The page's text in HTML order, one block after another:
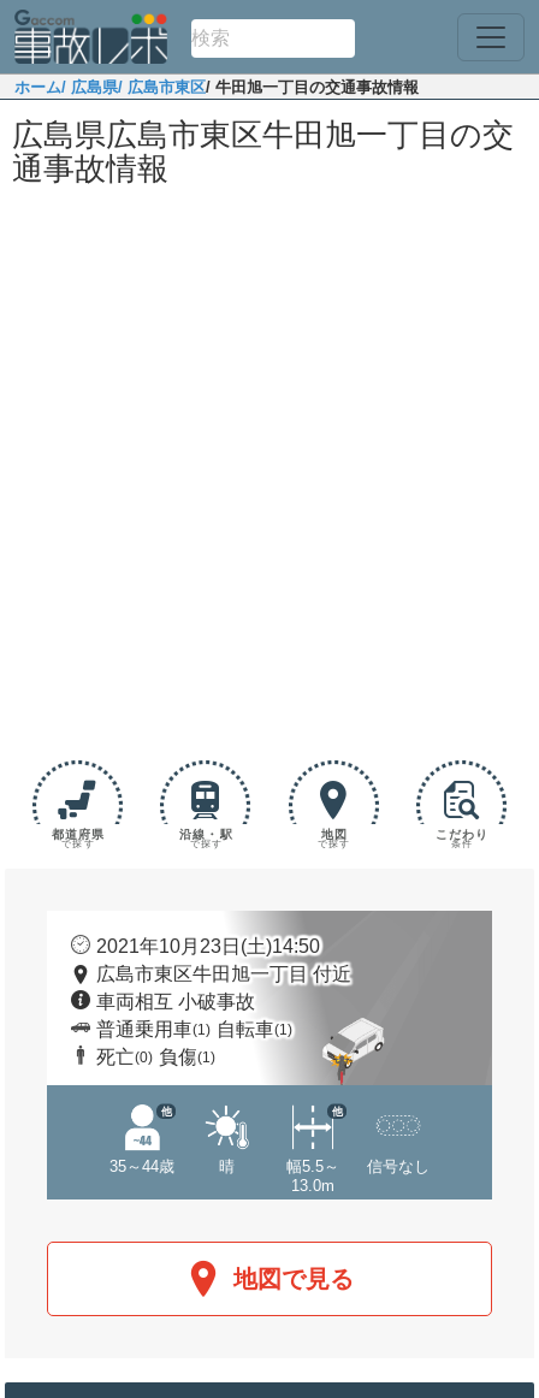
ホーム/ 広島県/ 広島市東区/ 牛田旭一丁目の交通事故情報
広島県広島市東区牛田旭一丁目の交
通事故情報
都道府県
で探す
沿線・駅
で探す
地図
で探す
こだわり
条件
2021年10月23日(土)14:50
広島市東区牛田旭一丁目 付近
車両相互 小破事故
普通乗用車(1) 自転車(1)
死亡(0) 負傷(1)
35～44歳
他
晴
幅5.5～
13.0m
他
信号なし
地図で見る